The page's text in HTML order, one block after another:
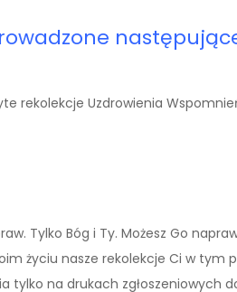
rekolekcje Uzdrowienia
Tylko Bóg i Ty. Możesz Go
życiu nasze rekolekcje Ci w tym
tylko na drukach zgłoszeniowych